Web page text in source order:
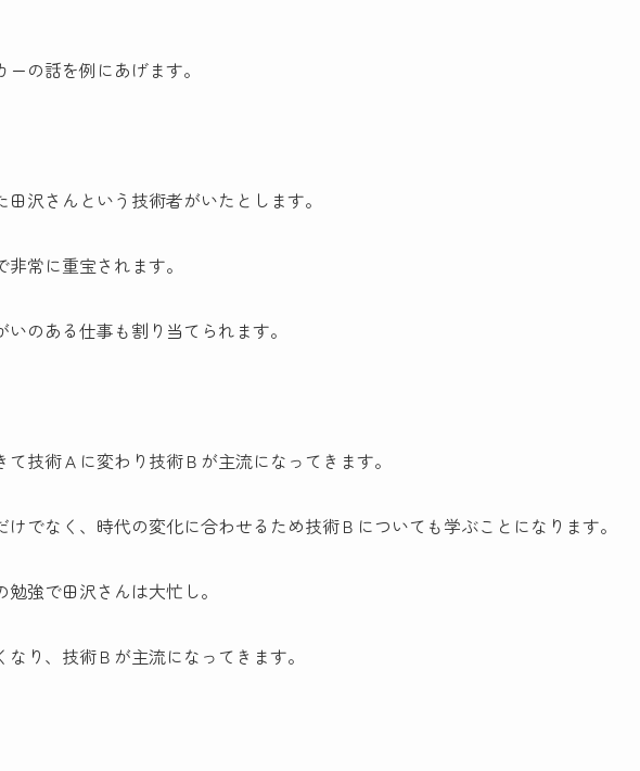
の話を例にあげます。
沢さんという技術者がいたとします。
常に重宝されます。
のある仕事も割り当てられます。
技術Ａに変わり技術Ｂが主流になってきます。
でなく、時代の変化に合わせるため技術Ｂについても学ぶことになります。
強で田沢さんは大忙し。
り、技術Ｂが主流になってきます。